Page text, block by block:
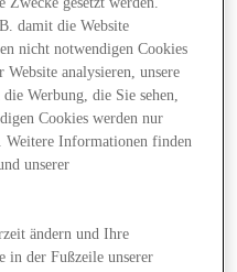
damit die Website
nicht notwendigen Cookies
analysieren, unsere
Werbung, die Sie sehen,
Cookies werden nur
Weitere Informationen finden
unserer
ändern und Ihre
der Fußzeile unserer